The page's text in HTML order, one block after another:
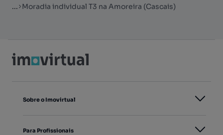
... Moradia individual T3 na Amoreira (Cascais)
Sobre o Imovirtual
Para Profissionais